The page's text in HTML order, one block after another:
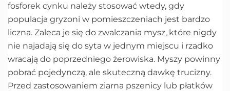
fosforek cynku należy stosować wtedy, gdy
populacja gryzoni w pomieszczeniach jest bardzo
liczna. Zaleca je się do zwalczania mysz, które nigdy
nie najadają się do syta w jednym miejscu i rzadko
wracają do poprzedniego żerowiska. Myszy powinny
pobrać pojedynczą, ale skuteczną dawkę trucizny.
Przed zastosowaniem ziarna pszenicy lub płatków